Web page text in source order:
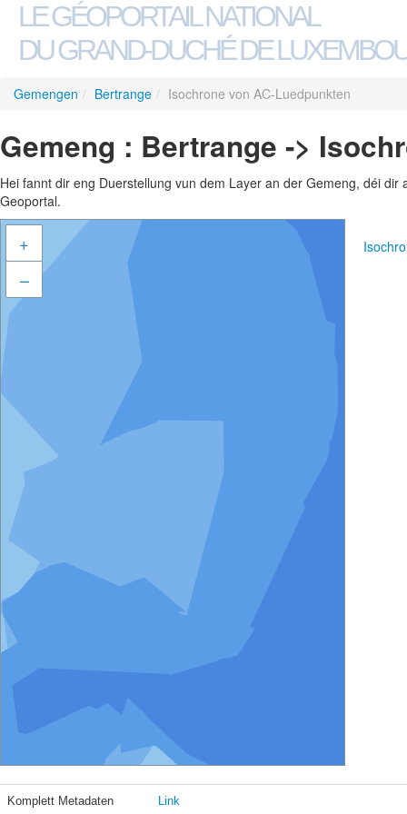
LE GÉOPORTAIL NATIONAL
DU GRAND-DUCHÉ DE
Gemengen / Bertrange / Isochrone von AC-Luedpunkten
Gemeng : Bertrange ->
Hei fannt dir eng Duerstellung vun dem Layer an der Gemeng, déi
Geoportal.
+
–
Komplett Metadaten Link